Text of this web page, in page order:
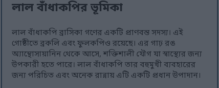
লাল বাঁধাকপির ভূমিকা
লাল বাঁধাকপি ব্রাসিকা গণের একটি প্রাণবন্ত সদস্য। এই
গোষ্ঠীতে ব্রকলি এবং ফুলকপিও রয়েছে। এর গাঢ় রঙ
অ্যান্থোসায়ানিন থেকে আসে, শক্তিশালী যৌগ যা স্বাস্থ্যের জন্য
উপকারী হতে পারে। লাল বাঁধাকপি তার বহুমুখী ব্যবহারের
জন্য পরিচিত এবং অনেক রান্নায় এটি একটি প্রধান উপাদান।